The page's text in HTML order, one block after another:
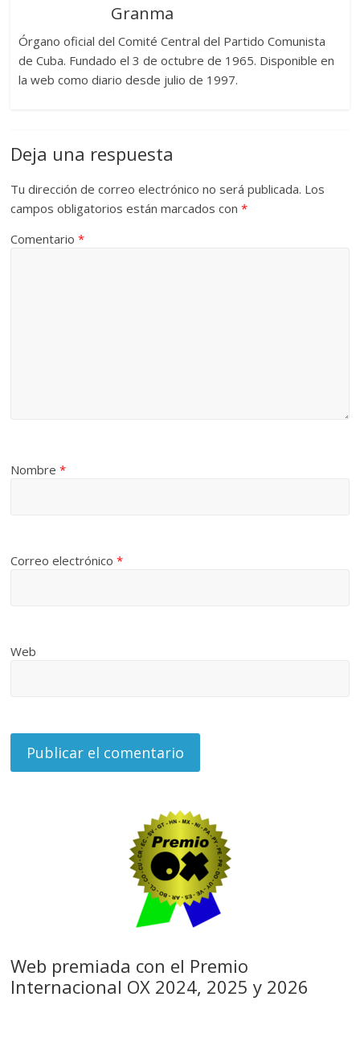
Granma
Órgano oficial del Comité Central del Partido Comunista
de Cuba. Fundado el 3 de octubre de 1965. Disponible en
la web como diario desde julio de 1997.
Deja una respuesta
Tu dirección de correo electrónico no será publicada. Los
campos obligatorios están marcados con*
Comentario*
Nombre*
Correo electrónico*
Web
Web premiada con el Premio
Internacional OX 2024, 2025 y 2026